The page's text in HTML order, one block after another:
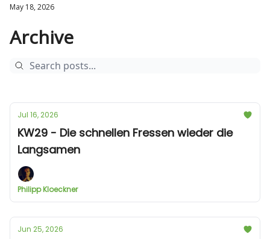
May 18, 2026
Archive
Jul 16, 2026
KW29 - Die schnellen Fressen wieder die
Langsamen
Philipp Kloeckner
Jun 25, 2026